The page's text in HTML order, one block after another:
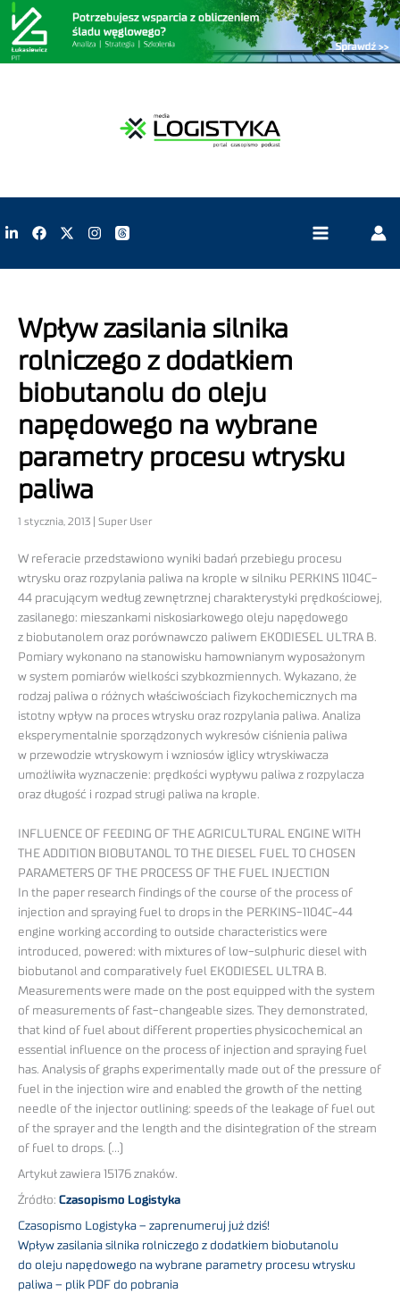
Wpływ zasilania silnika
rolniczego z dodatkiem
biobutanolu do oleju
napędowego na wybrane
parametry procesu wtrysku
paliwa
1 stycznia, 2013 | Super User
W referacie przedstawiono wyniki badań przebiegu procesu
wtrysku oraz rozpylania paliwa na krople w silniku PERKINS 1104C-
44 pracującym według zewnętrznej charakterystyki prędkościowej,
zasilanego: mieszankami niskosiarkowego oleju napędowego
z biobutanolem oraz porównawczo paliwem EKODIESEL ULTRA B.
Pomiary wykonano na stanowisku hamownianym wyposażonym
w system pomiarów wielkości szybkozmiennych. Wykazano, że
rodzaj paliwa o różnych właściwościach fizykochemicznych ma
istotny wpływ na proces wtrysku oraz rozpylania paliwa. Analiza
eksperymentalnie sporządzonych wykresów ciśnienia paliwa
w przewodzie wtryskowym i wzniosów iglicy wtryskiwacza
umożliwiła wyznaczenie: prędkości wypływu paliwa z rozpylacza
oraz długość i rozpad strugi paliwa na krople.
INFLUENCE OF FEEDING OF THE AGRICULTURAL ENGINE WITH
THE ADDITION BIOBUTANOL TO THE DIESEL FUEL TO CHOSEN
PARAMETERS OF THE PROCESS OF THE FUEL INJECTION
In the paper research findings of the course of the process of
injection and spraying fuel to drops in the PERKINS-1104C-44
engine working according to outside characteristics were
introduced, powered: with mixtures of low-sulphuric diesel with
biobutanol and comparatively fuel EKODIESEL ULTRA B.
Measurements were made on the post equipped with the system
of measurements of fast-changeable sizes. They demonstrated,
that kind of fuel about different properties physicochemical an
essential influence on the process of injection and spraying fuel
has. Analysis of graphs experimentally made out of the pressure of
fuel in the injection wire and enabled the growth of the netting
needle of the injector outlining: speeds of the leakage of fuel out
of the sprayer and the length and the disintegration of the stream
of fuel to drops. (…)
Artykuł zawiera 15176 znaków.
Źródło: Czasopismo Logistyka
Czasopismo Logistyka – zaprenumeruj już dziś!
Wpływ zasilania silnika rolniczego z dodatkiem biobutanolu
do oleju napędowego na wybrane parametry procesu wtrysku
paliwa – plik PDF do pobrania